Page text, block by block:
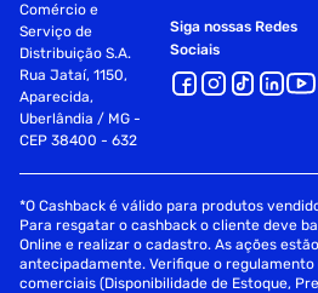
Comércio e
Serviço de
Distribuição S.A.
Rua Jataí, 1150,
Aparecida,
Uberlândia / MG -
CEP 38400 - 632
Siga nossas Redes
Sociais
*O Cashback é válido para produtos
Para resgatar o cashback o cliente deve
Online e realizar o cadastro. As ações
antecipadamente. Verifique o regulamento
comerciais (Disponibilidade de Estoque,